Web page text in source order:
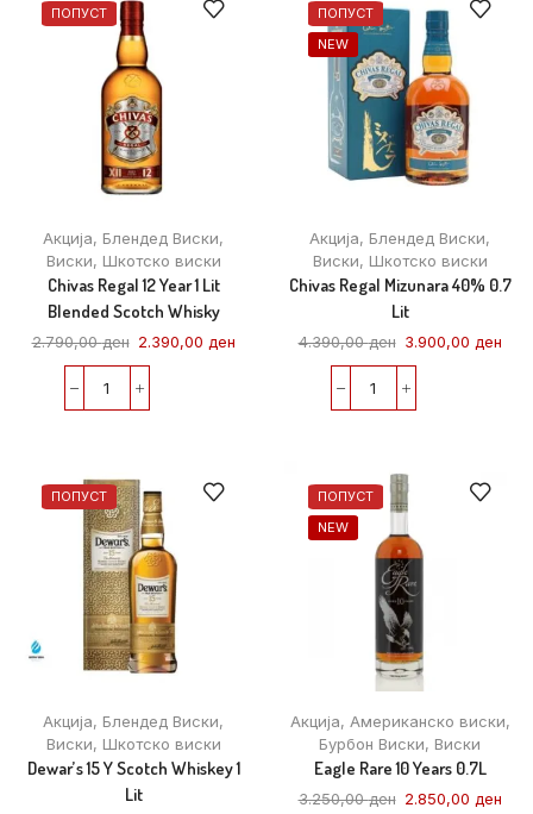
ПОПУСТ
Акција, Блендед Виски,
Виски, Шкотско виски
Chivas Regal 12 Year 1 Lit
Blended Scotch Whisky
2.790,00ден 2.390,00 ден
ПОПУСТ
NEW
Акција, Блендед Виски,
Виски, Шкотско виски
Chivas Regal Mizunara 40% 0.7
Lit
4.390,00ден 3.900,00 ден
ПОПУСТ
Акција, Блендед Виски,
Виски, Шкотско виски
Dewar’s 15 Y Scotch Whiskey 1
Lit
ПОПУСТ
NEW
Акција, Американско виски,
Бурбон Виски, Виски
Eagle Rare 10 Years 0.7L
3.250,00ден 2.850,00 ден